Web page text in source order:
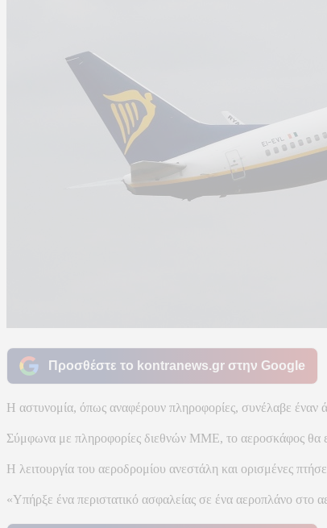
Προσθέστε το kontranews.gr στην Google
Η αστυνομία, όπως αναφέρουν πληροφορίες, συνέλαβε έναν
Σύμφωνα με πληροφορίες διεθνών ΜΜΕ, το αεροσκάφος θα
Η λειτουργία του αεροδρομίου ανεστάλη και ορισμένες
«Υπήρξε ένα περιστατικό ασφαλείας σε ένα αεροπλάνο στο